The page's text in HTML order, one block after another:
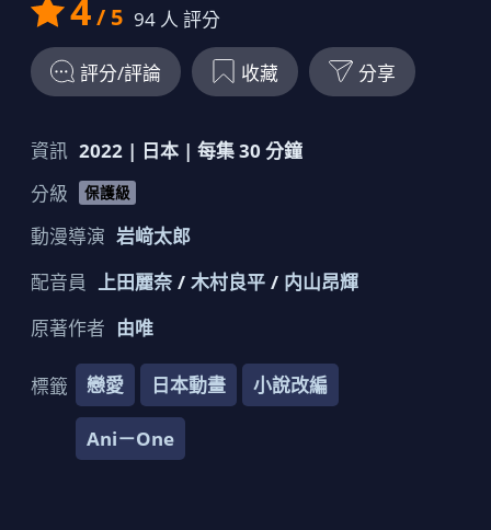
4/ 5 94人 評分
評分/評論 收藏 分享
資訊 2022| 日本| 每集30 分鐘
分級
保護級
動漫導演 岩﨑太郎
配音員 上田麗奈 木村良平
内山昂輝
原著作者 由唯
標籤 戀愛 日本動畫 小說改編
Ani－One